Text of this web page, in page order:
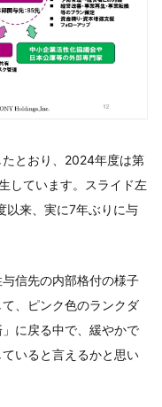
とおり、2024年度は第
しています。スライド左
以来、実に7年ぶりに与
信先の内部格付の様子
、ピンク色のランクダ
に戻る中で、緩やかで
いると言えるかと思い